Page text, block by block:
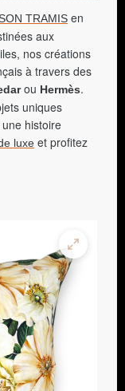
TRAMIS en
aux
nos créations
à travers des
ou Hermès.
uniques
histoire
luxe et profitez